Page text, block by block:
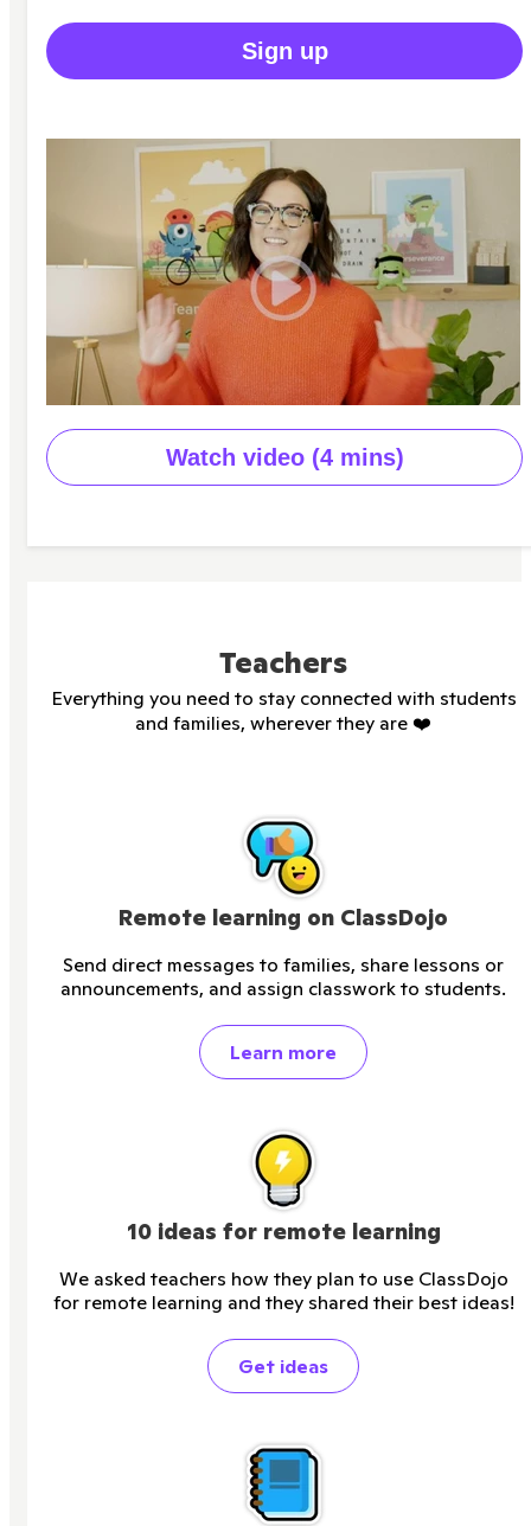
Sign up
Watch video (4 mins)
Teachers
Everything you need to stay connected with students
and families, wherever they are ❤️
Remote learning on ClassDojo
Send direct messages to families, share lessons or
announcements, and assign classwork to students.
Learn more
10 ideas for remote learning
We asked teachers how they plan to use ClassDojo
for remote learning and they shared their best ideas!
Get ideas